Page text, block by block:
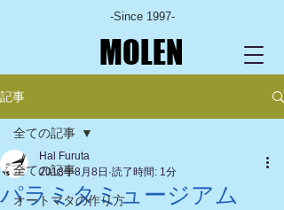
-Since 1997-
MOLEN
記事
全ての記事
オートマタの作り方
全ての記事
パラミタミュージアム
Hal Furuta
2018年8月8日 読了時間: 1分